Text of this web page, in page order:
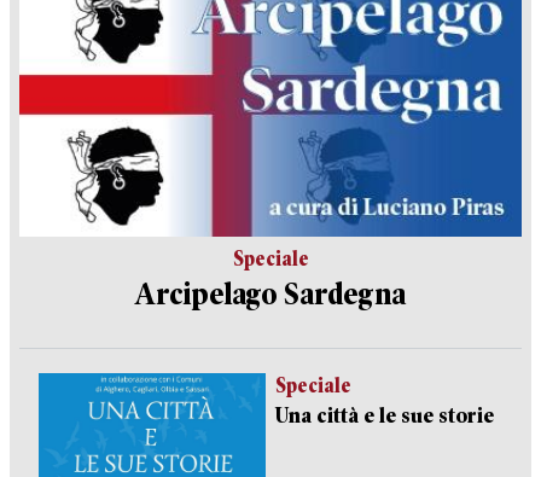
Speciale
Arcipelago Sardegna
Speciale
Una città e le sue storie